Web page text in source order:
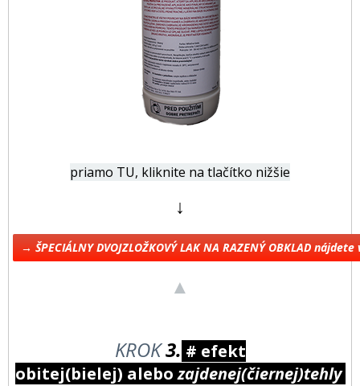
priamo TU, kliknite na tlačítko nižšie
↓
→ ŠPECIÁLNY DVOJZLOŽKOVÝ LAK NA RAZENÝ OBKLAD
▲
KROK3. # efekt
obitej(bielej) alebozajdenej(čiernej)tehly